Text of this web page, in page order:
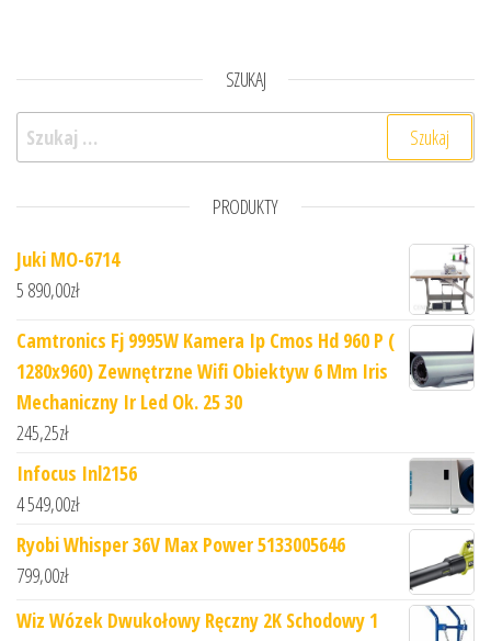
SZUKAJ
Szukaj:
PRODUKTY
Juki MO-6714
5 890,00zł
Camtronics Fj 9995W Kamera Ip Cmos Hd 960 P (
1280x960) Zewnętrzne Wifi Obiektyw 6 Mm Iris
Mechaniczny Ir Led Ok. 25 30
245,25zł
Infocus Inl2156
4 549,00zł
Ryobi Whisper 36V Max Power 5133005646
799,00zł
Wiz Wózek Dwukołowy Ręczny 2K Schodowy 1